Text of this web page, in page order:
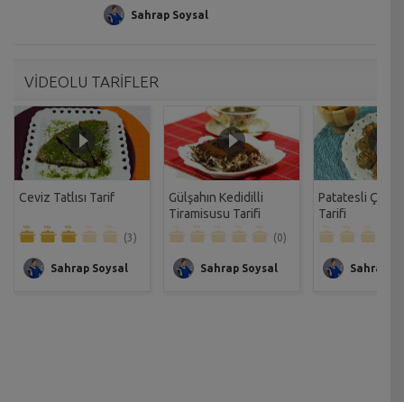
Sahrap Soysal
VİDEOLU TARİFLER
Ceviz Tatlısı Tarif
(3)
Sahrap Soysal
Gülşahın Kedidilli
Tiramisusu Tarifi
(0)
Sahrap Soysal
Patatesli Çıtır
Tarifi
Sahrap